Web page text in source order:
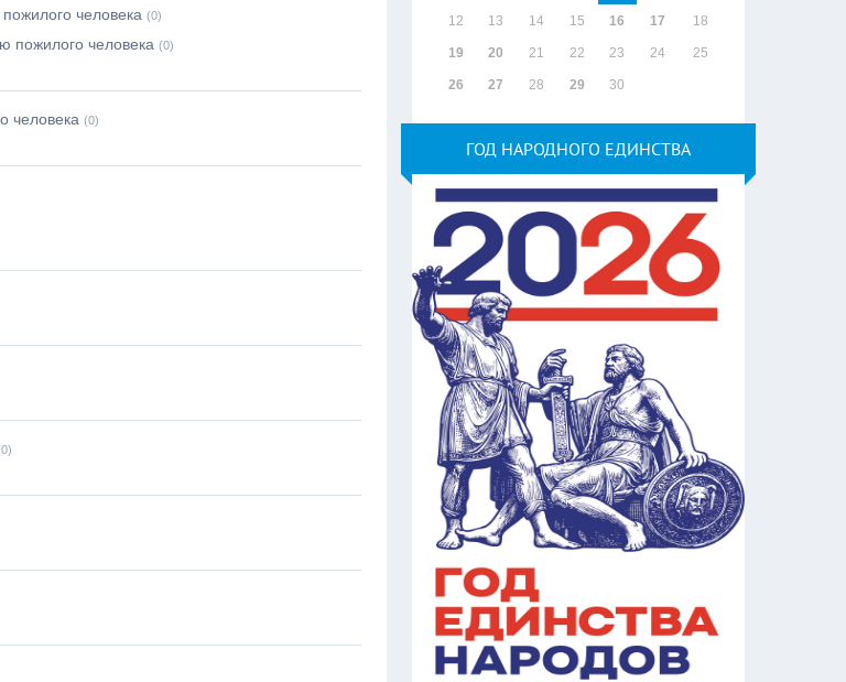
человека (0)
пожилого человека (0)
человека (0)
12 13 14 15 16 17 18
19 20 21 22 23 24 25
26 27 28 29 30
ГОД НАРОДНОГО ЕДИНСТВА